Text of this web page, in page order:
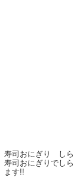
寿司おにぎり しら
寿司おにぎりでし
ます!!